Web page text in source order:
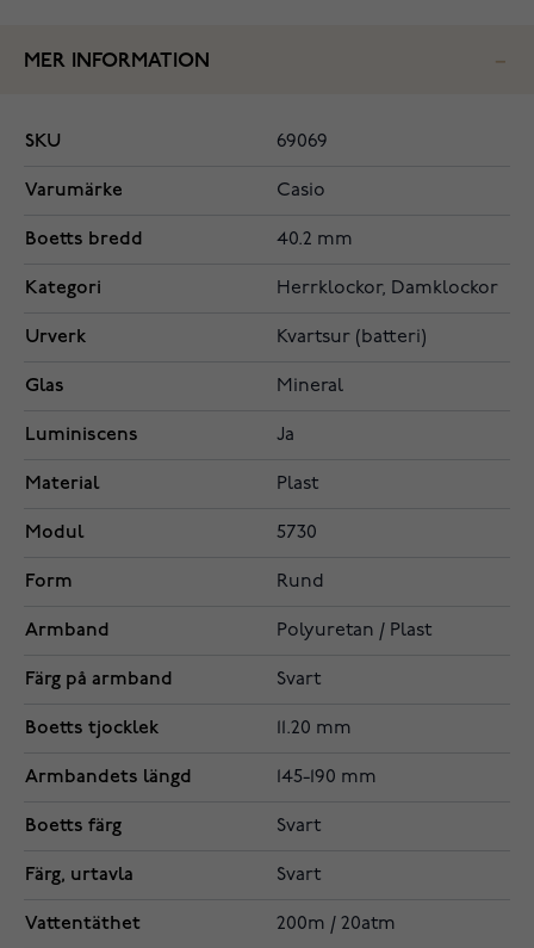
MER INFORMATION
SKU 69069
Varumärke Casio
Boetts bredd 40.2 mm
Kategori Herrklockor, Damklockor
Urverk Kvartsur (batteri)
Glas Mineral
Luminiscens Ja
Material Plast
Modul 5730
Form Rund
Armband Polyuretan / Plast
Färg på armband Svart
Boetts tjocklek 11.20 mm
Armbandets längd 145-190 mm
Boetts färg Svart
Färg, urtavla Svart
Vattentäthet 200m / 20atm